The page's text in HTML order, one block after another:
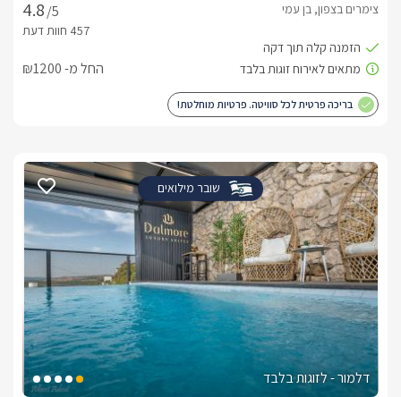
/5
צימרים בצפון, בן עמי
החל מ- ₪1200
בריכה פרטית לכל סוויטה. פרטיות מוחלטת!
שובר מילואים
דלמור - לזוגות בלבד